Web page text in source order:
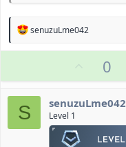
T
p
l
e
r
:
senuzuLme042
y
l
a
0
S senuzuLme042
Level 1